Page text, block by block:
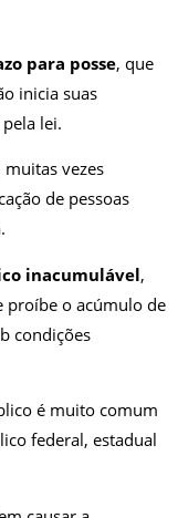
para posse, que
inicia suas
lei.
muitas vezes
de pessoas
inacumulável,
proíbe o acúmulo de
condições
é muito comum
federal, estadual